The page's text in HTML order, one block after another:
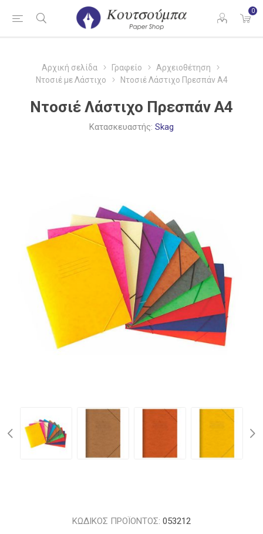
0
Αρχική σελίδα Γραφείο
Αρχειοθέτηση
Ντοσιέ με Λάστιχο
Ντοσιέ Λάστιχο Πρεσπάν Α4
Ντοσιέ Λάστιχο Πρεσπάν Α4
Κατασκευαστής: Skag
ΚΩΔΙΚΟΣ ΠΡΟΪΟΝΤΟΣ: 053212